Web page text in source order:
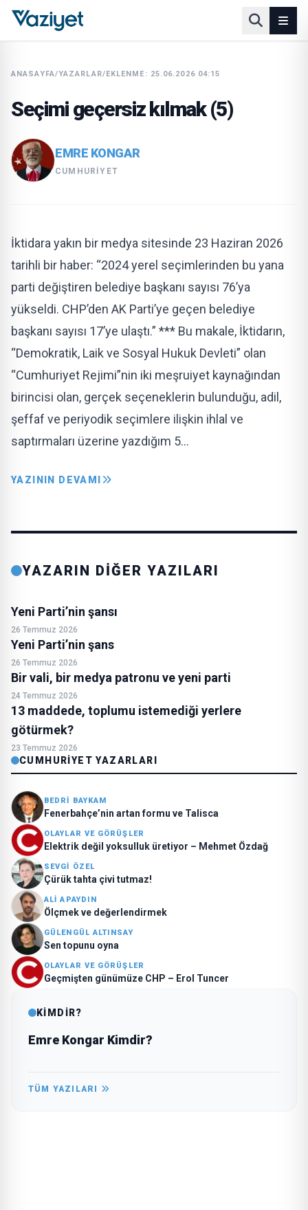
ANASAYFA/YAZARLAR/EKLENME: 25.06.2026 04:15
Seçimi geçersiz kılmak (5)
EMRE KONGAR
CUMHURIYET
İktidara yakın bir medya sitesinde 23 Haziran 2026
tarihli bir haber: “2024 yerel seçimlerinden bu yana
parti değiştiren belediye başkanı sayısı 76’ya
yükseldi. CHP’den AK Parti’ye geçen belediye
başkanı sayısı 17’ye ulaştı.” *** Bu makale, İktidarın,
“Demokratik, Laik ve Sosyal Hukuk Devleti” olan
“Cumhuriyet Rejimi”nin iki meşruiyet kaynağından
birincisi olan, gerçek seçeneklerin bulunduğu, adil,
şeffaf ve periyodik seçimlere ilişkin ihlal ve
saptırmaları üzerine yazdığım 5…
YAZININ DEVAMI
YAZARIN DİĞER YAZILARI
Yeni Parti’nin şansı
26 Temmuz 2026
Yeni Parti’nin şans
26 Temmuz 2026
Bir vali, bir medya patronu ve yeni parti
24 Temmuz 2026
13 maddede, toplumu istemediği yerlere
götürmek?
23 Temmuz 2026
CUMHURIYET YAZARLARI
BEDRI BAYKAM
Fenerbahçe’nin artan formu ve Talisca
OLAYLAR VE GÖRÜŞLER
Elektrik değil yoksulluk üretiyor – Mehmet Özdağ
SEVGI ÖZEL
Çürük tahta çivi tutmaz!
ALI APAYDIN
Ölçmek ve değerlendirmek
GÜLENGÜL ALTINSAY
Sen topunu oyna
OLAYLAR VE GÖRÜŞLER
Geçmişten günümüze CHP – Erol Tuncer
KİMDİR?
Emre Kongar Kimdir?
TÜM YAZILARI